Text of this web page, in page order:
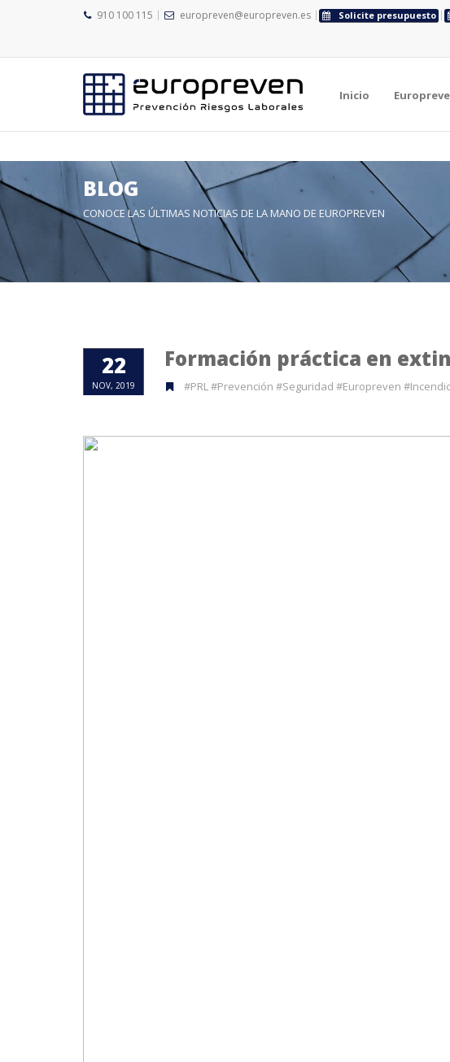
910 100 115 europreven@europreven.es Solicite presupuesto
Inicio
BLOG
CONOCE LAS ÚLTIMAS NOTICIAS DE LA MANO DE EUROPREVEN
22
NOV, 2019
Formación práctica en
#PRL #Prevención #Seguridad #Europreven